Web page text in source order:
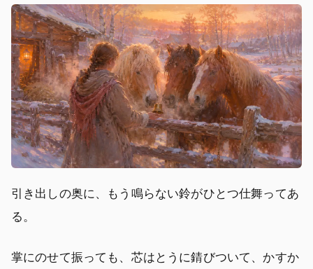
引き出しの奥に、もう鳴らない鈴がひとつ仕舞ってあ
る。
掌にのせて振っても、芯はとうに錆びついて、かすか